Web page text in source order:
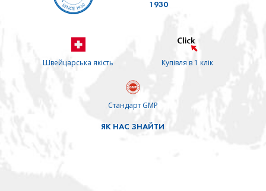
1930
Швейцарська якість Купівля в 1 клік
Стандарт GMP
ЯК НАС ЗНАЙТИ